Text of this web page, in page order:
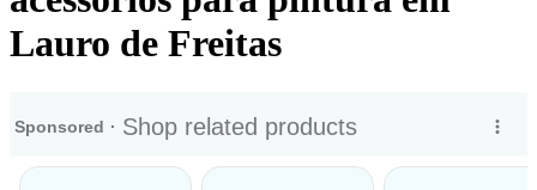
Lauro de Freitas